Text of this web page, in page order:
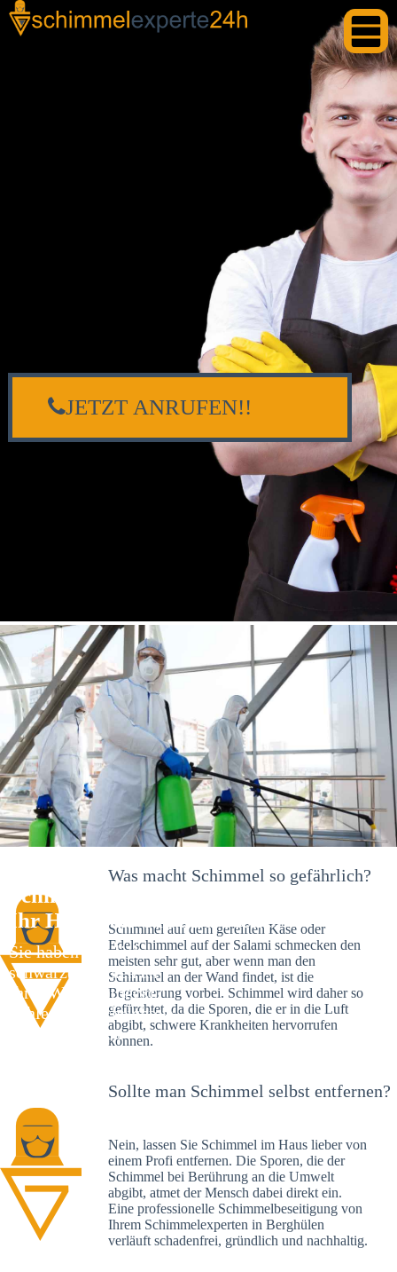
Schimmelexperte in Berghülen –
Ihr Helfer an Ort und Stelle
Sie haben kürzlich
schwarze Flecken an
Ihrer Wand entdeckt?
Schlechte Nachrichten:
Sie haben einen
JETZT ANRUFEN!!
Was macht Schimmel so gefährlich?
Schimmel auf dem gereiften Käse oder
Edelschimmel auf der Salami schmecken den
meisten sehr gut, aber wenn man den
Schimmel an der Wand findet, ist die
Begeisterung vorbei. Schimmel wird daher so
gefürchtet, da die Sporen, die er in die Luft
abgibt, schwere Krankheiten hervorrufen
können.
Sollte man Schimmel selbst entfernen?
Nein, lassen Sie Schimmel im Haus lieber von
einem Profi entfernen. Die Sporen, die der
Schimmel bei Berührung an die Umwelt
abgibt, atmet der Mensch dabei direkt ein.
Eine professionelle Schimmelbeseitigung von
Ihrem Schimmelexperten in Berghülen
verläuft schadenfrei, gründlich und nachhaltig.